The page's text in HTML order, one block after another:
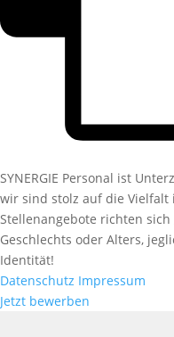
SYNERGIE Personal ist
wir sind stolz auf die
Stellenangebote richten
Geschlechts oder Alters,
Identität!
Datenschutz Impressum
Jetzt bewerben